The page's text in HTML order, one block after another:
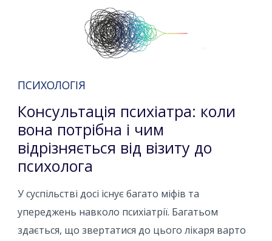
ПСИХОЛОГІЯ
Консультація психіатра: коли
вона потрібна і чим
відрізняється від візиту до
психолога
У суспільстві досі існує багато міфів та
упереджень навколо психіатрії. Багатьом
здається, що звертатися до цього лікаря варто